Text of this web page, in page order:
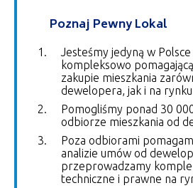
Poznaj Pewny Lokal
Jesteśmy jedyną w
kompleksowo
zakupie mieszkania
dewelopera, jak i na
Pomogliśmy ponad 30
odbiorze mieszkania od
Poza odbiorami
analizie umów od
przeprowadzamy
techniczne i prawne na